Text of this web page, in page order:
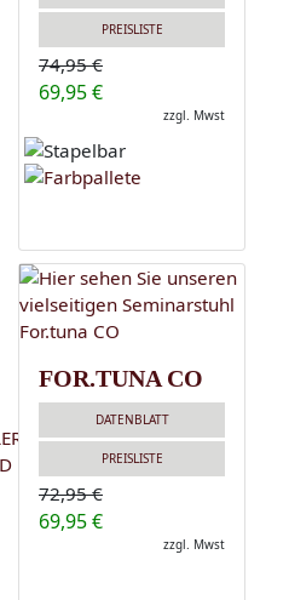
PREISLISTE
74,95 €
69,95 €
zzgl. Mwst
FOR.TUNA CO
DATENBLATT
PREISLISTE
72,95 €
69,95 €
zzgl. Mwst